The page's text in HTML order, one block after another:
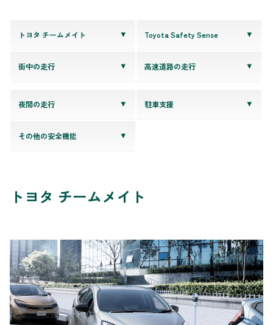
トヨタ チームメイト Toyota Safety Sense
街中の走行 高速道路の走行
夜間の走行 駐車支援
その他の安全機能
トヨタ チームメイト